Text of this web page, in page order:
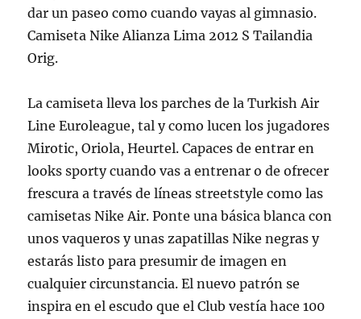
dar un paseo como cuando vayas al gimnasio.
Camiseta Nike Alianza Lima 2012 S Tailandia
Orig.
La camiseta lleva los parches de la Turkish Air
Line Euroleague, tal y como lucen los jugadores
Mirotic, Oriola, Heurtel. Capaces de entrar en
looks sporty cuando vas a entrenar o de ofrecer
frescura a través de líneas streetstyle como las
camisetas Nike Air. Ponte una básica blanca con
unos vaqueros y unas zapatillas Nike negras y
estarás listo para presumir de imagen en
cualquier circunstancia. El nuevo patrón se
inspira en el escudo que el Club vestía hace 100